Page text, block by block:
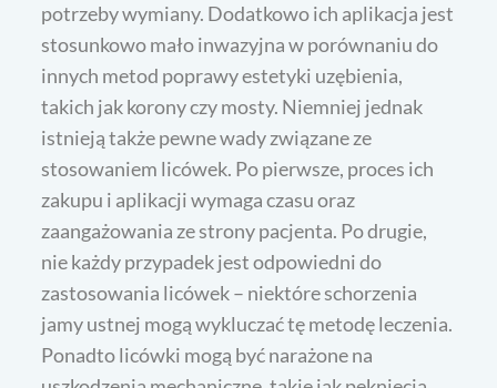
potrzeby wymiany. Dodatkowo ich aplikacja jest
stosunkowo mało inwazyjna w porównaniu do
innych metod poprawy estetyki uzębienia,
takich jak korony czy mosty. Niemniej jednak
istnieją także pewne wady związane ze
stosowaniem licówek. Po pierwsze, proces ich
zakupu i aplikacji wymaga czasu oraz
zaangażowania ze strony pacjenta. Po drugie,
nie każdy przypadek jest odpowiedni do
zastosowania licówek – niektóre schorzenia
jamy ustnej mogą wykluczać tę metodę leczenia.
Ponadto licówki mogą być narażone na